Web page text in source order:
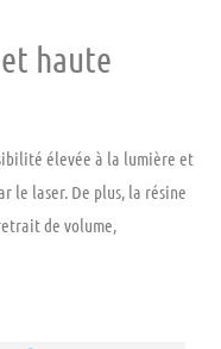
haute
élevée à la lumière et
le laser. De plus, la résine
de volume,